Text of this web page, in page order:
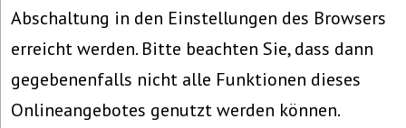
Abschaltung in den Einstellungen des Browsers
erreicht werden. Bitte beachten Sie, dass dann
gegebenenfalls nicht alle Funktionen dieses
Onlineangebotes genutzt werden können.